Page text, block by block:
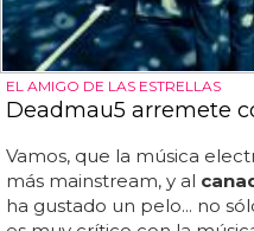
EL AMIGO DE LAS ESTRELLAS
Deadmau5 arremete
Vamos, que la música
más mainstream, y al
ha gustado un pelo... no